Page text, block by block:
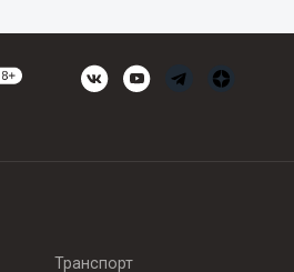
Транспорт